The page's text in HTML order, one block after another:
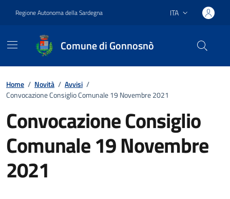
Regione Autonoma della Sardegna Lingua attiva:
ITA
Comune di Gonnosnò
Home / Novità / Avvisi /
Convocazione Consiglio Comunale 19 Novembre 2021
Convocazione Consiglio
Comunale 19 Novembre
2021